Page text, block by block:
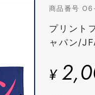
商品番号
プリント
ャパン/
¥